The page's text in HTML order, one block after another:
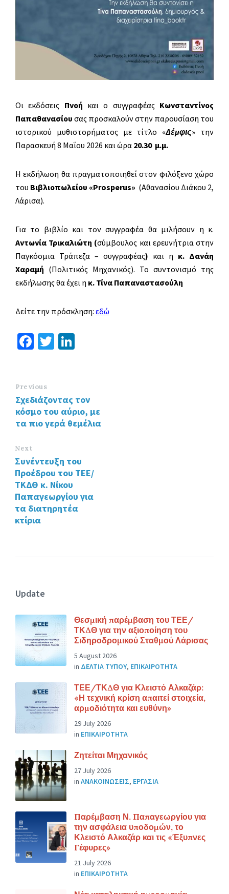
Oι εκδόσεις Πνοή και ο συγγραφέας Κωνσταντίνος
Παπαθανασίου σας προσκαλούν στην παρουσίαση του
ιστορικού μυθιστορήματος με τίτλο «Δέμφις» την
Παρασκευή 8 Μαΐου 2026 και ώρα 20.30 μ.μ.
Η εκδήλωση θα πραγματοποιηθεί στον φιλόξενο χώρο
του Βιβλιοπωλείου «Prosperus» (Αθανασίου Διάκου 2,
Λάρισα).
Για το βιβλίο και τον συγγραφέα θα μιλήσουν η κ.
Αντωνία Τρικαλιώτη (σύμβουλος και ερευνήτρια στην
Παγκόσμια Τράπεζα – συγγραφέας) και η κ. Δανάη
Χαραμή (Πολιτικός Μηχανικός). Το συντονισμό της
εκδήλωσης θα έχει η κ. Τίνα Παπαναστασούλη
Δείτε την πρόσκληση: εδώ
Fa
o
o
k
T
n
Previous
Σχεδιάζοντας τον
κόσμο του αύριο, με
τα πιο γερά θεμέλια
Next
Συνέντευξη του
Προέδρου του ΤΕΕ/
ΤΚΔΘ κ. Νίκου
Παπαγεωργίου για
τα διατηρητέα
κτίρια
Update
Θεσμική παρέμβαση του ΤΕΕ/
ΤΚΔΘ για την αξιοποίηση του
Σιδηροδρομικού Σταθμού Λάρισας
5 August 2026
in ΔΕΛΤΙΑ ΤΥΠΟΥ, ΕΠΙΚΑΙΡΟΤΗΤΑ
ΤΕΕ/ΤΚΔΘ για Κλειστό Αλκαζάρ:
«Η τεχνική κρίση απαιτεί στοιχεία,
αρμοδιότητα και ευθύνη»
29 July 2026
in ΕΠΙΚΑΙΡΟΤΗΤΑ
Ζητείται Μηχανικός
27 July 2026
in ΑΝΑΚΟΙΝΩΣΕΙΣ, ΕΡΓΑΣΙΑ
Παρέμβαση Ν. Παπαγεωργίου για
την ασφάλεια υποδομών, το
Κλειστό Αλκαζάρ και τις «Έξυπνες
Γέφυρες»
21 July 2026
in ΕΠΙΚΑΙΡΟΤΗΤΑ